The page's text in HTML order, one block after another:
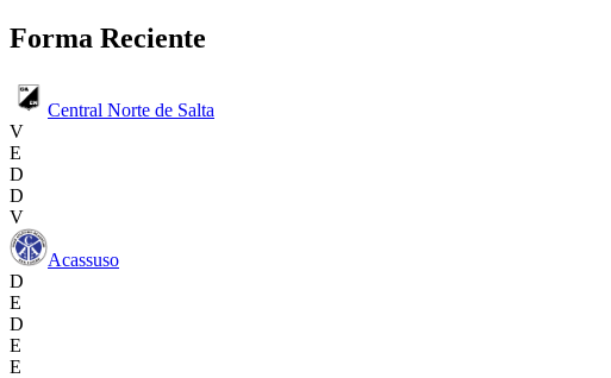
Forma Reciente
Central Norte de Salta
V
E
D
D
V
Acassuso
D
E
D
E
E